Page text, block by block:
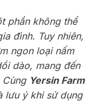
phần không thể
đình. Tuy nhiên,
ngon loại nấm
dào, mang đến
Yersin Farm
lưu ý khi sử dụng